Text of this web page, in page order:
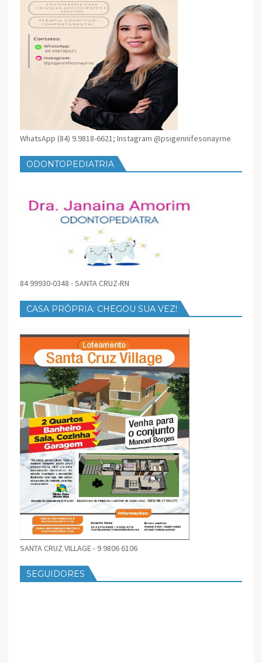
WhatsApp (84) 9.9818-6621; Instagram @psigennifesonayrne
ODONTOPEDIATRIA
84 99930-0348 - SANTA CRUZ-RN
CASA PRÓPRIA: CHEGOU SUA VEZ!
SANTA CRUZ VILLAGE - 9 9806 6106
SEGUIDORES